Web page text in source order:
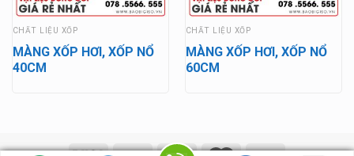
CHẤT LIỆU XỐP
MÀNG XỐP HƠI, XỐP NỔ
40CM
CHẤT LIỆU XỐP
MÀNG XỐP HƠI, XỐP NỔ
60CM